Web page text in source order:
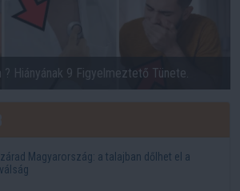
? Hiányának 9 Figyelmeztető Tünete.
Magyarország: a talajban dőlhet el a